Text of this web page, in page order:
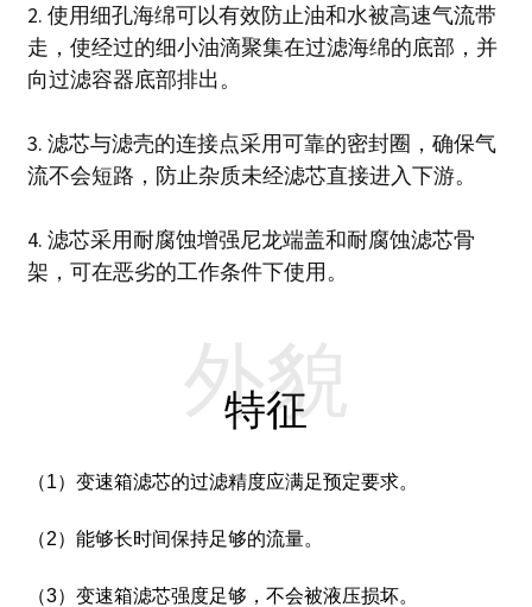
2. 使用细孔海绵可以有效防止油和水被高速气流带
走，使经过的细小油滴聚集在过滤海绵的底部，并
向过滤容器底部排出。
3. 滤芯与滤壳的连接点采用可靠的密封圈，确保气
流不会短路，防止杂质未经滤芯直接进入下游。
4. 滤芯采用耐腐蚀增强尼龙端盖和耐腐蚀滤芯骨
架，可在恶劣的工作条件下使用。
特征
外貌
（1）变速箱滤芯的过滤精度应满足预定要求。
（2）能够长时间保持足够的流量。
（3）变速箱滤芯强度足够，不会被液压损坏。